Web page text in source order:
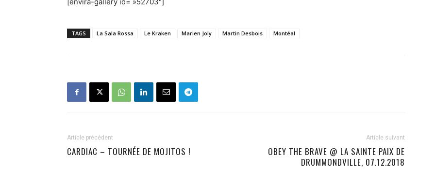
TAGS La Sala Rossa Le Kraken Marien Joly Martin Desbois Montéal
Article précédent
CARDIAC – TOURNÉE DE MOJITOS !
Article suivant
OBEY THE BRAVE @ LA SAINTE PAIX DE
DRUMMONDVILLE, 07.12.2018